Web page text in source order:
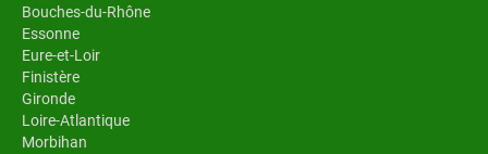
Bouches-du-Rhône
Essonne
Eure-et-Loir
Finistère
Gironde
Loire-Atlantique
Morbihan